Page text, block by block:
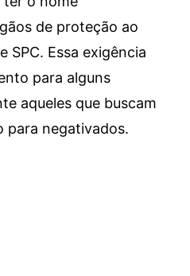
de proteção ao
SPC. Essa exigência
para alguns
aqueles que buscam
para negativados.